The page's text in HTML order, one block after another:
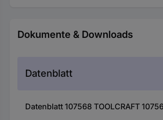
Dokumente & Downloads
Datenblatt
Datenblatt 107568 TOOLCRAFT